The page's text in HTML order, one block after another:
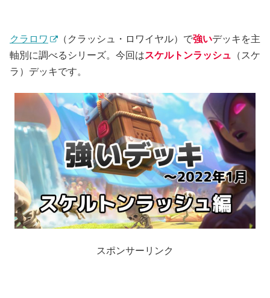
クラロワ （クラッシュ・ロワイヤル）で強いデッキを主
軸別に調べるシリーズ。今回はスケルトンラッシュ （スケ
ラ）デッキです。
スポンサーリンク